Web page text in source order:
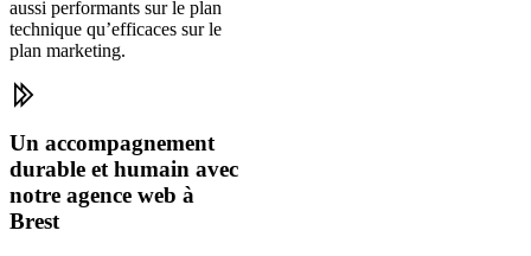
aussi performants sur le plan
technique qu’efficaces sur le
plan marketing.
Un accompagnement
durable et humain avec
notre agence web à
Brest